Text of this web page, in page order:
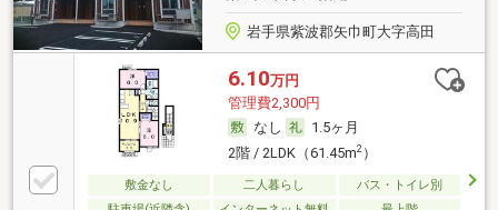
岩手県紫波郡矢巾町大字高田
6.10万円
管理費2,300円
なし
1.5ヶ月
2階 / 2LDK（61.45m2）
敷金なし 二人暮らし
バス・トイレ別